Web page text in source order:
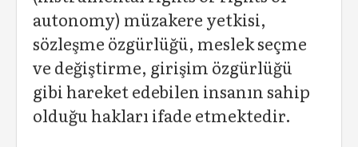
autonomy) müzakere yetkisi,
sözleşme özgürlüğü, meslek seçme
ve değiştirme, girişim özgürlüğü
gibi hareket edebilen insanın sahip
olduğu hakları ifade etmektedir.